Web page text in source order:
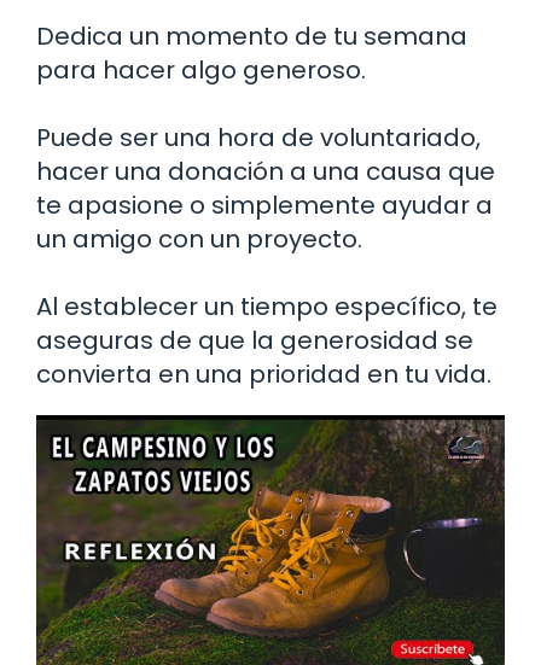
Dedica un momento de tu semana
para hacer algo generoso.
Puede ser una hora de voluntariado,
hacer una donación a una causa que
te apasione o simplemente ayudar a
un amigo con un proyecto.
Al establecer un tiempo específico, te
aseguras de que la generosidad se
convierta en una prioridad en tu vida.